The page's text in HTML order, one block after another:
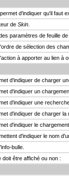
d'indiquer qu'il faut
de Skin
paramètres de feuille
de sélection des
à apporter au lien à
d'indiquer de charger
d'indiquer un
d'indiquer une
d'indiquer de charger la
d'indiquer le
d'indiquer le nom
bulle.
être affiché ou non :